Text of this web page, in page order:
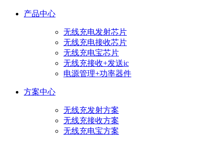
产品中心
无线充电发射芯片
无线充电接收芯片
无线充电宝芯片
无线充接收+发送ic
电源管理+功率器件
方案中心
无线充发射方案
无线充接收方案
无线充电宝方案